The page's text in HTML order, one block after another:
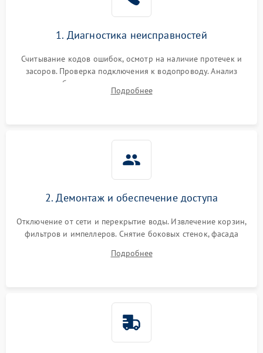
1. Диагностика неисправностей
Считывание кодов ошибок, осмотр на наличие протечек и
засоров. Проверка подключения к водопроводу. Анализ
жалоб на отсутствие слива, нагрева, вращения
разбрызгивателей или срабатывание системы защиты
Подробнее
2. Демонтаж и обеспечение доступа
Отключение от сети и перекрытие воды. Извлечение корзин,
фильтров и импеллеров. Снятие боковых стенок, фасада
циркуляционному насосу, ТЭНу и сливной помпе.
Подробнее